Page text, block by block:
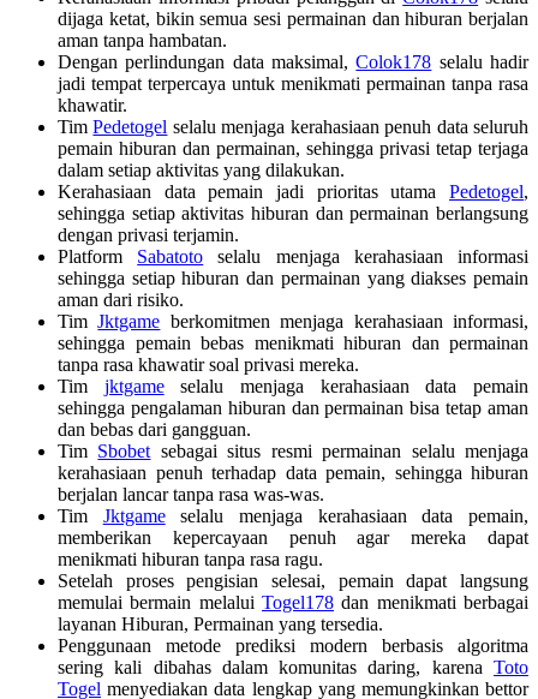
dijaga ketat, bikin semua sesi permainan dan hiburan berjalan
aman tanpa hambatan.
Dengan perlindungan data maksimal,Colok178 selalu hadir
jadi tempat terpercaya untuk menikmati permainan tanpa rasa
khawatir.
TimPedetogel selalu menjaga kerahasiaan penuh data seluruh
pemain hiburan dan permainan, sehingga privasi tetap terjaga
dalam setiap aktivitas yang dilakukan.
Kerahasiaan data pemain jadi prioritas utama Pedetogel,
sehingga setiap aktivitas hiburan dan permainan berlangsung
dengan privasi terjamin.
Platform Sabatoto selalu menjaga kerahasiaan informasi
sehingga setiap hiburan dan permainan yang diakses pemain
aman dari risiko.
TimJktgame berkomitmen menjaga kerahasiaan informasi,
sehingga pemain bebas menikmati hiburan dan permainan
tanpa rasa khawatir soal privasi mereka.
Tim jktgameselalu menjaga kerahasiaan data pemain
sehingga pengalaman hiburan dan permainan bisa tetap aman
dan bebas dari gangguan.
Tim Sbobet sebagai situs resmi permainan selalu menjaga
kerahasiaan penuh terhadap data pemain, sehingga hiburan
berjalan lancar tanpa rasa was-was.
Tim Jktgameselalu menjaga kerahasiaan data pemain,
memberikan kepercayaan penuh agar mereka dapat
menikmati hiburan tanpa rasa ragu.
Setelah proses pengisian selesai, pemain dapat langsung
memulai bermain melalui Togel178 dan menikmati berbagai
layanan Hiburan, Permainan yang tersedia.
Penggunaan metode prediksi modern berbasis algoritma
sering kali dibahas dalam komunitas daring, karena Toto
Togel menyediakan data lengkap yang memungkinkan bettor